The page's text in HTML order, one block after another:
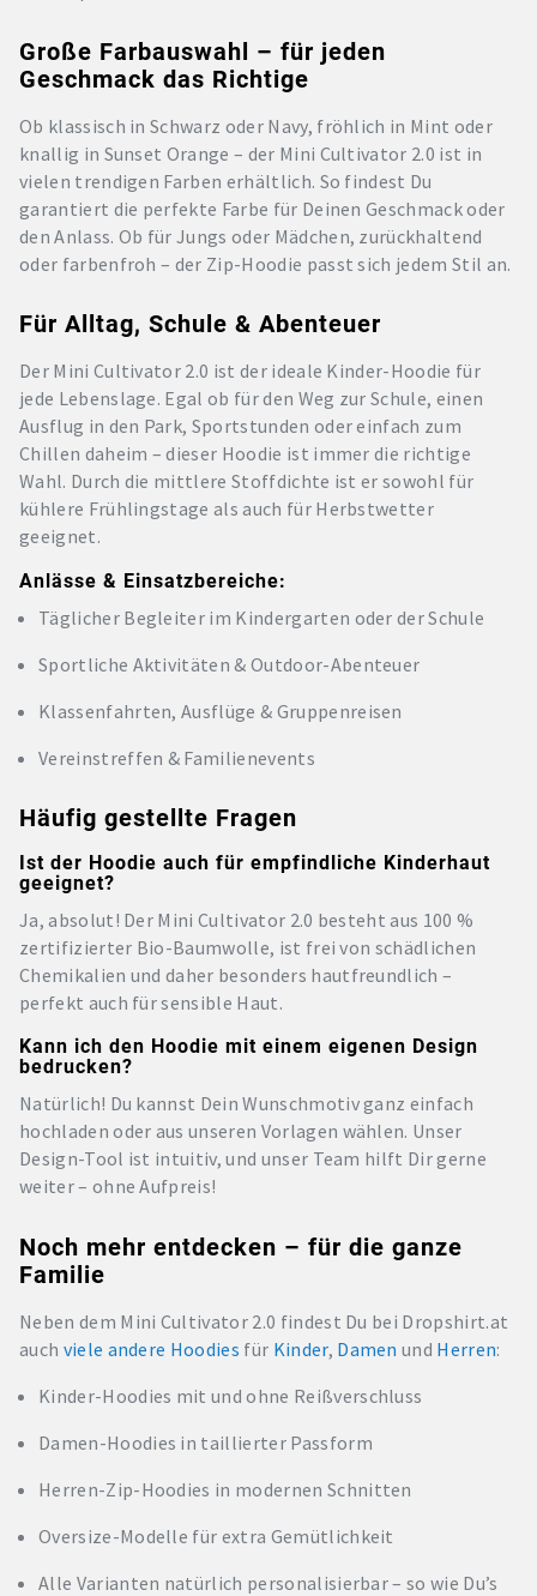
Große Farbauswahl – für jeden
Geschmack das Richtige
Ob klassisch in Schwarz oder Navy, fröhlich in Mint oder
knallig in Sunset Orange – der Mini Cultivator 2.0 ist in
vielen trendigen Farben erhältlich. So findest Du
garantiert die perfekte Farbe für Deinen Geschmack oder
den Anlass. Ob für Jungs oder Mädchen, zurückhaltend
oder farbenfroh – der Zip-Hoodie passt sich jedem Stil an.
Für Alltag, Schule & Abenteuer
Der Mini Cultivator 2.0 ist der ideale Kinder-Hoodie für
jede Lebenslage. Egal ob für den Weg zur Schule, einen
Ausflug in den Park, Sportstunden oder einfach zum
Chillen daheim – dieser Hoodie ist immer die richtige
Wahl. Durch die mittlere Stoffdichte ist er sowohl für
kühlere Frühlingstage als auch für Herbstwetter
geeignet.
Anlässe & Einsatzbereiche:
Täglicher Begleiter im Kindergarten oder der Schule
Sportliche Aktivitäten & Outdoor-Abenteuer
Klassenfahrten, Ausflüge & Gruppenreisen
Vereinstreffen & Familienevents
Häufig gestellte Fragen
Ist der Hoodie auch für empfindliche Kinderhaut
geeignet?
Ja, absolut! Der Mini Cultivator 2.0 besteht aus 100 %
zertifizierter Bio-Baumwolle, ist frei von schädlichen
Chemikalien und daher besonders hautfreundlich –
perfekt auch für sensible Haut.
Kann ich den Hoodie mit einem eigenen Design
bedrucken?
Natürlich! Du kannst Dein Wunschmotiv ganz einfach
hochladen oder aus unseren Vorlagen wählen. Unser
Design-Tool ist intuitiv, und unser Team hilft Dir gerne
weiter – ohne Aufpreis!
Noch mehr entdecken – für die ganze
Familie
Neben dem Mini Cultivator 2.0 findest Du bei Dropshirt.at
auch viele andere Hoodies für Kinder, Damen und Herren:
Kinder-Hoodies mit und ohne Reißverschluss
Damen-Hoodies in taillierter Passform
Herren-Zip-Hoodies in modernen Schnitten
Oversize-Modelle für extra Gemütlichkeit
Alle Varianten natürlich personalisierbar – so wie Du’s